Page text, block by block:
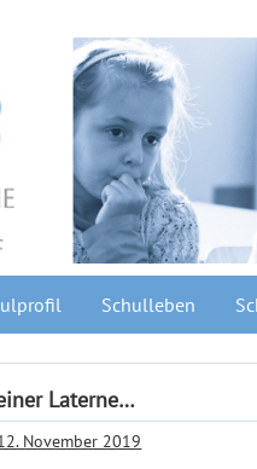
Schulleben
Laterne…
November 2019